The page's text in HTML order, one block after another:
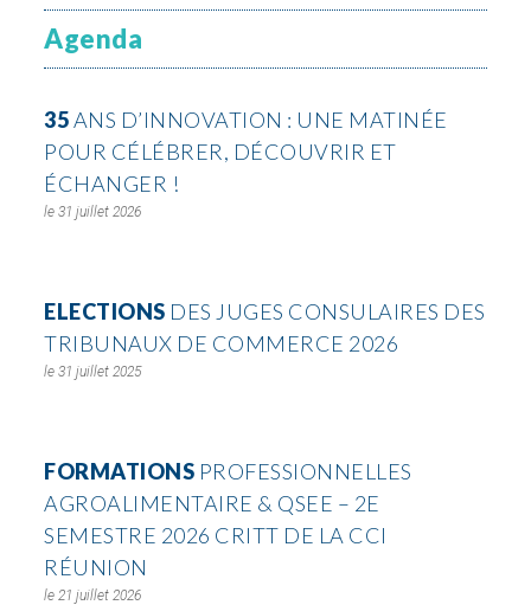
Agenda
35ANS D’INNOVATION : UNE MATINÉE
POUR CÉLÉBRER, DÉCOUVRIR ET
ÉCHANGER !
31 juillet 2026
ELECTIONS DES JUGES CONSULAIRES DES
TRIBUNAUX DE COMMERCE 2026
31 juillet 2025
FORMATIONS PROFESSIONNELLES
AGROALIMENTAIRE & QSEE – 2E
SEMESTRE 2026 CRITT DE LA CCI
RÉUNION
21 juillet 2026